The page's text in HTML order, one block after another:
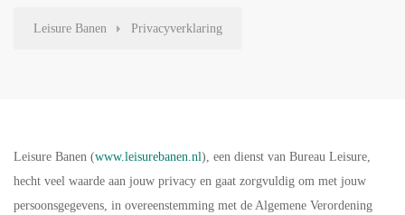
Leisure Banen Privacyverklaring
Leisure Banen (www.leisurebanen.nl), een dienst van Bureau Leisure,
hecht veel waarde aan jouw privacy en gaat zorgvuldig om met jouw
persoonsgegevens, in overeenstemming met de Algemene Verordening